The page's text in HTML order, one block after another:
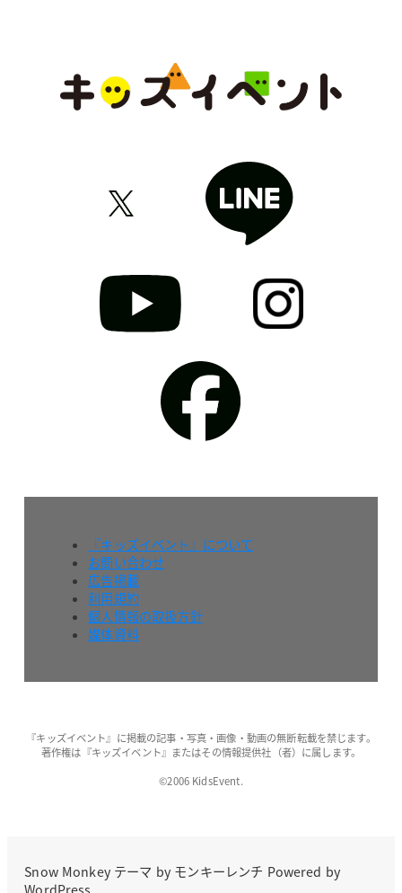
『キッズイベント』について
お問い合わせ
広告掲載
利用規約
個人情報の取扱方針
媒体資料
『キッズイベント』に掲載の記事・写真・画像・動画の無断転載を禁じます。
著作権は『キッズイベント』またはその情報提供社（者）に属します。
©2006 KidsEvent.
Snow Monkeyテーマ by モンキーレンチ Powered by